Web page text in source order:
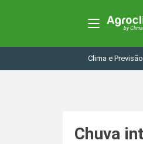
Clima e
Chuva